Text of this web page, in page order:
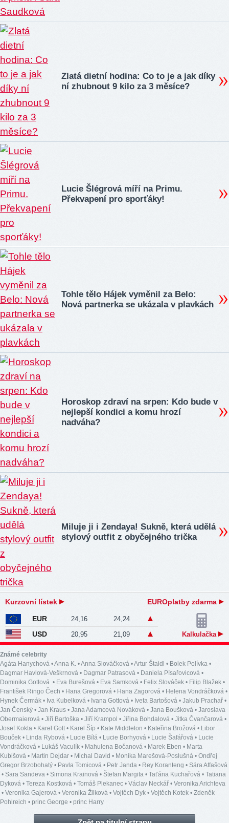
Zlatá dietní hodina: Co to je a jak díky
ní zhubnout 9 kilo za 3 měsíce?
Lucie Šlégrová míří na Primu.
Překvapení pro sporťáky!
Tohle tělo Hájek vyměnil za Belo:
Nová partnerka se ukázala v plavkách
Horoskop zdraví na srpen: Kdo bude v
nejlepší kondici a komu hrozí
nadváha?
Miluje ji i Zendaya! Sukně, která udělá
stylový outfit z obyčejného trička
Kurzovní lístek EUROplatby zdarma
EUR 24,16 24,24
USD 20,95 21,09 Kalkulačka
Známé celebrity
Agáta Hanychová •Anna K. •Anna Slováčková •Artur Štaidl • Bolek Polívka •
Dagmar Havlová-Veškrnová • Dagmar Patrasová • Daniela Písařovicová •
Dominika Gottová • Eva Burešová • Eva Samková • Felix Slováček • Filip Blažek •
František Ringo Čech • Hana Gregorová • Hana Zagorová • Helena Vondráčková •
Hynek Čermák • Iva Kubelková • Ivana Gottová • Iveta Bartošová • Jakub Prachař •
Jan Čenský • Jan Kraus • Jana Adamcová Nováková • Jana Boušková • Jaroslava
Obermaierová • Jiří Bartoška • Jiří Krampol • Jiřina Bohdalová • Jitka Čvančarová •
Josef Kokta • Karel Gott• Karel Šíp • Kate Middleton • Kateřina Brožová • Libor
Bouček • Linda Rybová • Lucie Bílá • Lucie Borhyová • Lucie Šafářová • Lucie
Vondráčková • Lukáš Vaculík • Mahulena Bočanová • Marek Eben • Marta
Kubišová • Martin Dejdar • Michal David • Monika Marešová-Poslušná • Ondřej
Gregor Brzobohatý • Pavla Tomicová • Petr Janda • Rey Koranteng • Sára Affašová
• Sara Sandeva • Simona Krainová • Štefan Margita • Taťána Kuchařová • Tatiana
Dyková • Tereza Kostková • Tomáš Plekanec • Václav Neckář • Veronika Arichteva
• Veronika Gajerová • Veronika Žilková • Vojtěch Dyk • Vojtěch Kotek • Zdeněk
Pohlreich • princ George • princ Harry